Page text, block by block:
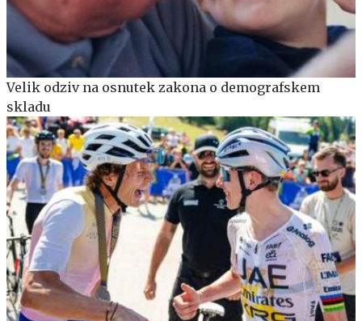
Velik odziv na osnutek zakona o demografskem
skladu